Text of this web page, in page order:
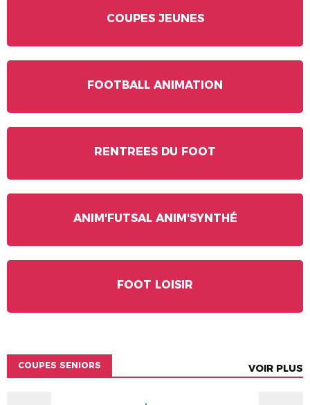
COUPES JEUNES
FOOTBALL ANIMATION
RENTREES DU FOOT
ANIM'FUTSAL ANIM'SYNTHÉ
FOOT LOISIR
COUPES SENIORS VOIR PLUS